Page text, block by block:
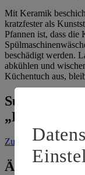
Mit Keramik
kratzfester als
Pfannen ist, dass die
beschädigt werden.
abkühlen und
Küchentuch aus,
Suche
„Haushalt“
Zur Suche
Ähnliche